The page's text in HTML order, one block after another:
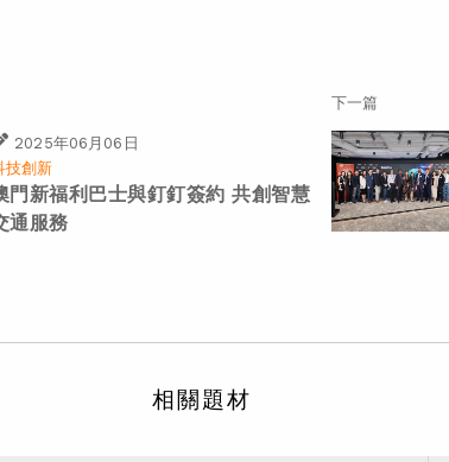
2025年06月06日
技創新
門新福利巴士與釘釘簽約 共創智慧
通服務
下一篇
相關題材